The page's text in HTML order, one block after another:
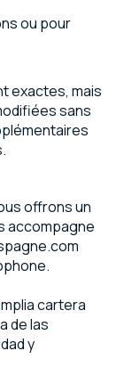
ou pour
exactes, mais
sans
offrons un
accompagne
cartera
de las
y